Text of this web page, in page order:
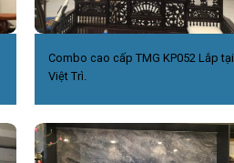
Combo cao cấp TMG KP052 Lắp tại
Việt Trì.